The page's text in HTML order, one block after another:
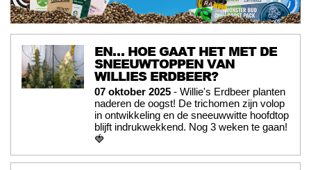
EN… HOE GAAT HET MET DE
SNEEUWTOPPEN VAN
WILLIES ERDBEER?
07 oktober 2025 - Willie's Erdbeer planten
naderen de oogst! De trichomen zijn volop
in ontwikkeling en de sneeuwwitte hoofdtop
blijft indrukwekkend. Nog 3 weken te gaan!
🍓